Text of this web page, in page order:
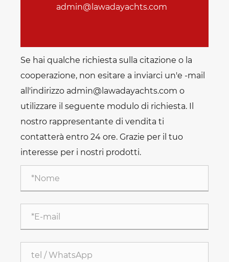
admin@lawadayachts.com
Se hai qualche richiesta sulla citazione o la
cooperazione, non esitare a inviarci un'e -mail
all'indirizzo admin@lawadayachts.com o
utilizzare il seguente modulo di richiesta. Il
nostro rappresentante di vendita ti
contatterà entro 24 ore. Grazie per il tuo
interesse per i nostri prodotti.